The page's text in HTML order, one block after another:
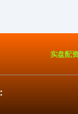
实盘配